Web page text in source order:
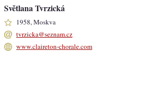
Světlana Tvrzická
1958, Moskva
tvrzicka@seznam.cz
www.claireton-chorale.com